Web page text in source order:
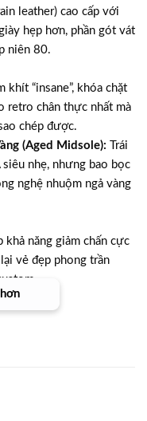
leather) cao cấp với
hẹp hơn, phần gót vát
niên 80.
khít “insane”, khóa chặt
retro chân thực nhất mà
chép được.
(Aged Midsole): Trái
nhẹ, nhưng bao bọc
nghệ nhuộm ngả vàng
năng giảm chấn cực
vẻ đẹp phong trần
độ bám đường